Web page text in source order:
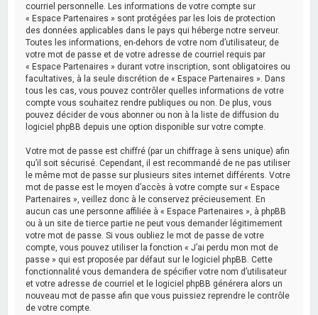
courriel personnelle. Les informations de votre compte sur
« Espace Partenaires » sont protégées par les lois de protection
des données applicables dans le pays qui héberge notre serveur.
Toutes les informations, en-dehors de votre nom d’utilisateur, de
votre mot de passe et de votre adresse de courriel requis par
« Espace Partenaires » durant votre inscription, sont obligatoires ou
facultatives, à la seule discrétion de « Espace Partenaires ». Dans
tous les cas, vous pouvez contrôler quelles informations de votre
compte vous souhaitez rendre publiques ou non. De plus, vous
pouvez décider de vous abonner ou non à la liste de diffusion du
logiciel phpBB depuis une option disponible sur votre compte.
Votre mot de passe est chiffré (par un chiffrage à sens unique) afin
qu’il soit sécurisé. Cependant, il est recommandé de ne pas utiliser
le même mot de passe sur plusieurs sites internet différents. Votre
mot de passe est le moyen d’accès à votre compte sur « Espace
Partenaires », veillez donc à le conservez précieusement. En
aucun cas une personne affiliée à « Espace Partenaires », à phpBB
ou à un site de tierce partie ne peut vous demander légitimement
votre mot de passe. Si vous oubliez le mot de passe de votre
compte, vous pouvez utiliser la fonction « J’ai perdu mon mot de
passe » qui est proposée par défaut sur le logiciel phpBB. Cette
fonctionnalité vous demandera de spécifier votre nom d’utilisateur
et votre adresse de courriel et le logiciel phpBB générera alors un
nouveau mot de passe afin que vous puissiez reprendre le contrôle
de votre compte.